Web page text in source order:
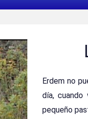
Erdem no
día,
pequeño